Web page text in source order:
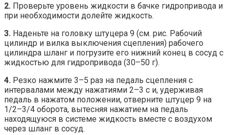
2. Проверьте уровень жидкости в бачке гидропривода и
при необходимости долейте жидкость.
3. Наденьте на головку штуцера 9 (см. рис. Рабочий
цилиндр и вилка выключения сцепления) рабочего
цилиндра шланг и погрузите его нижний конец в сосуд с
жидкостью для гидропривода (30–50 г).
4. Резко нажмите 3–5 раз на педаль сцепления с
интервалами между нажатиями 2–3 с и, удерживая
педаль в нажатом положении, отверните штуцер 9 на
1/2–3/4 оборота, вытесняя нажатием на педаль
находящуюся в системе жидкость вместе с воздухом
через шланг в сосуд.